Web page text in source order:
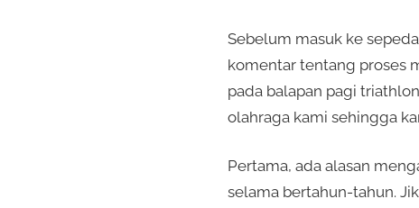
Sebelum masuk ke
komentar tentang proses
pada balapan pagi
olahraga kami sehingga
Pertama, ada alasan
selama bertahun-tahun.